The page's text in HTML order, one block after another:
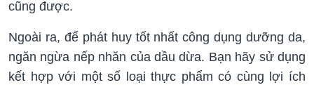
cũng được.
Ngoài ra, để phát huy tốt nhất công dụng dưỡng da,
ngăn ngừa nếp nhăn của dầu dừa. Bạn hãy sử dụng
kết hợp với một số loại thực phẩm có cùng lợi ích